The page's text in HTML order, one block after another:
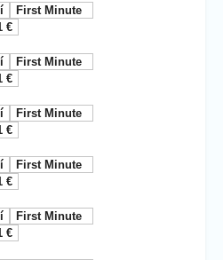
First Minute
€
First Minute
€
First Minute
€
First Minute
€
First Minute
€